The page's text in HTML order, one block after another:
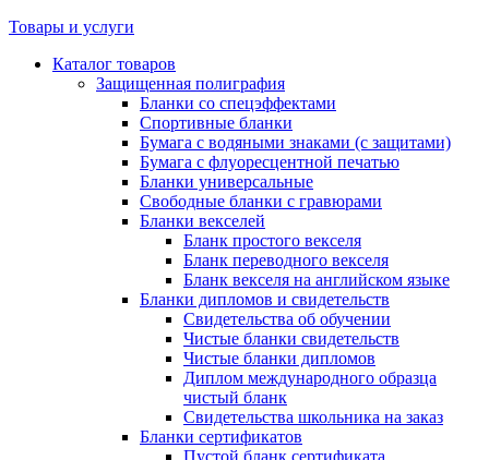
Товары и услуги
Каталог товаров
Защищенная полиграфия
Бланки со спецэффектами
Спортивные бланки
Бумага с водяными знаками (с защитами)
Бумага с флуоресцентной печатью
Бланки универсальные
Свободные бланки с гравюрами
Бланки векселей
Бланк простого векселя
Бланк переводного векселя
Бланк векселя на английском языке
Бланки дипломов и свидетельств
Свидетельства об обучении
Чистые бланки свидетельств
Чистые бланки дипломов
Диплом международного образца
чистый бланк
Свидетельства школьника на заказ
Бланки сертификатов
Пустой бланк сертификата